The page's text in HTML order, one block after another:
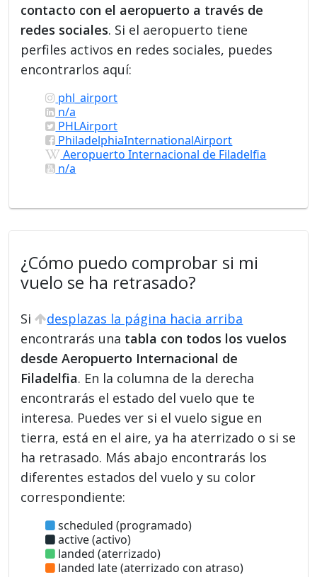
contacto con el aeropuerto a través de
redes sociales. Si el aeropuerto tiene
perfiles activos en redes sociales, puedes
encontrarlos aquí:
phl_airport
n/a
PHLAirport
PhiladelphiaInternationalAirport
Aeropuerto Internacional de Filadelfia
n/a
¿Cómo puedo comprobar si mi
vuelo se ha retrasado?
Si
desplazas la página hacia arriba
encontrarás una tabla con todos los vuelos
desde Aeropuerto Internacional de
Filadelfia. En la columna de la derecha
encontrarás el estado del vuelo que te
interesa. Puedes ver si el vuelo sigue en
tierra, está en el aire, ya ha aterrizado o si se
ha retrasado. Más abajo encontrarás los
diferentes estados del vuelo y su color
correspondiente:
scheduled (programado)
active (activo)
landed (aterrizado)
landed late (aterrizado con atraso)